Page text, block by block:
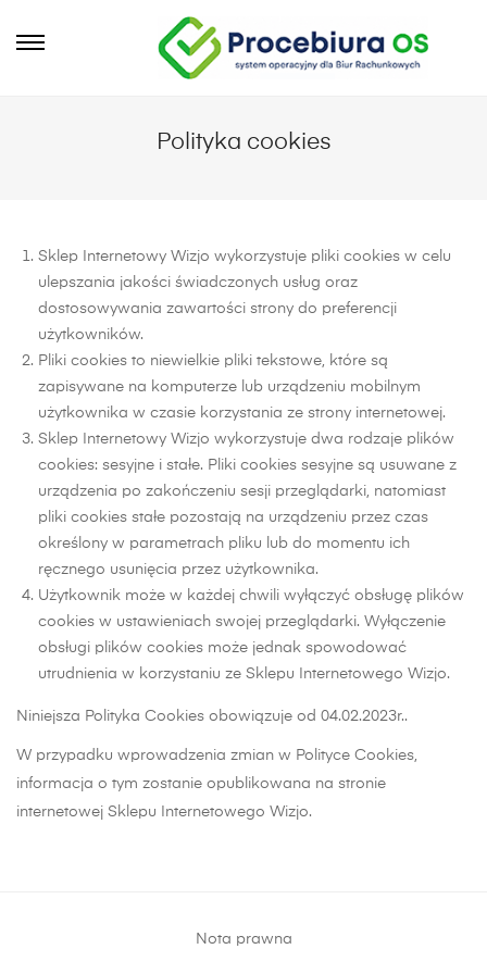
Polityka cookies
Sklep Internetowy Wizjo wykorzystuje pliki cookies w celu
ulepszania jakości świadczonych usług oraz
dostosowywania zawartości strony do preferencji
użytkowników.
Pliki cookies to niewielkie pliki tekstowe, które są
zapisywane na komputerze lub urządzeniu mobilnym
użytkownika w czasie korzystania ze strony internetowej.
Sklep Internetowy Wizjo wykorzystuje dwa rodzaje plików
cookies: sesyjne i stałe. Pliki cookies sesyjne są usuwane z
urządzenia po zakończeniu sesji przeglądarki, natomiast
pliki cookies stałe pozostają na urządzeniu przez czas
określony w parametrach pliku lub do momentu ich
ręcznego usunięcia przez użytkownika.
Użytkownik może w każdej chwili wyłączyć obsługę plików
cookies w ustawieniach swojej przeglądarki. Wyłączenie
obsługi plików cookies może jednak spowodować
utrudnienia w korzystaniu ze Sklepu Internetowego Wizjo.
Niniejsza Polityka Cookies obowiązuje od 04.02.2023r..
W przypadku wprowadzenia zmian w Polityce Cookies,
informacja o tym zostanie opublikowana na stronie
internetowej Sklepu Internetowego Wizjo.
Nota prawna